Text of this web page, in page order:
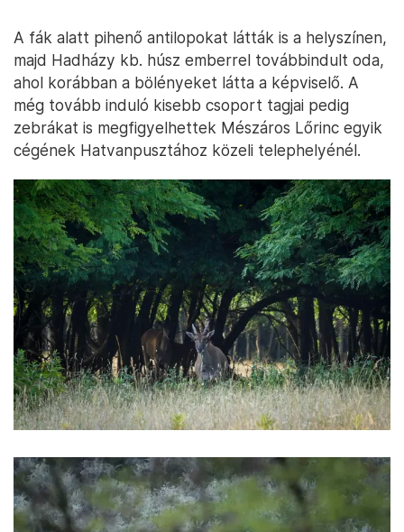
A fák alatt pihenő antilopokat látták is a helyszínen,
majd Hadházy kb. húsz emberrel továbbindult oda,
ahol korábban a bölényeket látta a képviselő. A
még tovább induló kisebb csoport tagjai pedig
zebrákat is megfigyelhettek Mészáros Lőrinc egyik
cégének Hatvanpusztához közeli telephelyénél.